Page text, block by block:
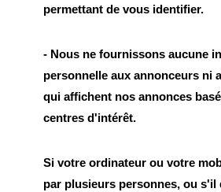
permettant de vous identifier.
- Nous ne fournissons aucune
personnelle aux annonceurs ni
qui affichent nos annonces
centres d'intérêt.
Si votre ordinateur ou votre
par plusieurs personnes, ou s'il